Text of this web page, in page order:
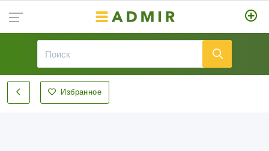
Избранное